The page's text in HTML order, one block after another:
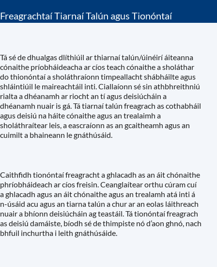
Freagrachtaí Tiarnaí Talún agus Tionóntaí
Tá sé de dhualgas dlíthiúil ar thiarnaí talún/úinéirí áiteanna
cónaithe príobháideacha ar cíos teach cónaithe a sholáthar
do thionóntaí a sholáthraíonn timpeallacht shábháilte agus
shláintiúil le maireachtáil inti. Ciallaíonn sé sin athbhreithniú
rialta a dhéanamh ar riocht an tí agus deisiúcháin a
dhéanamh nuair is gá. Tá tiarnaí talún freagrach as cothabháil
agus deisiú na háite cónaithe agus an trealaimh a
sholáthraítear leis, a eascraíonn as an gcaitheamh agus an
cuimilt a bhaineann le gnáthúsáid.
Caithfidh tionóntaí freagracht a ghlacadh as an áit chónaithe
phríobháideach ar cíos freisin. Ceanglaítear orthu cúram cuí
a ghlacadh agus an áit chónaithe agus an trealamh atá inti á
n-úsáid acu agus an tiarna talún a chur ar an eolas láithreach
nuair a bhíonn deisiúcháin ag teastáil. Tá tionóntaí freagrach
as deisiú damáiste, bíodh sé de thimpiste nó d’aon ghnó, nach
bhfuil inchurtha i leith gnáthúsáide.